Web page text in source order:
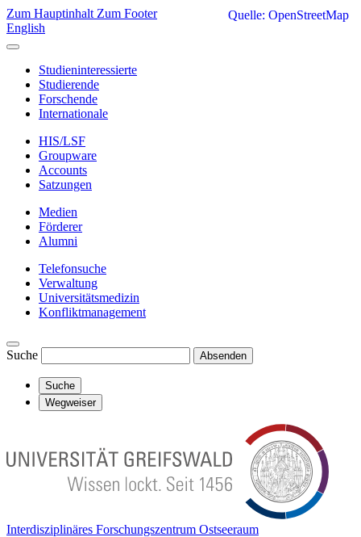
Zum Hauptinhalt Zum Footer
English
Studieninteressierte
Studierende
Forschende
Internationale
HIS/LSF
Groupware
Accounts
Satzungen
Medien
Förderer
Alumni
Telefonsuche
Verwaltung
Universitätsmedizin
Konfliktmanagement
Suche Absenden
Suche
Wegweiser
Interdisziplinäres Forschungszentrum Ostseeraum
Quelle: OpenStreetMap